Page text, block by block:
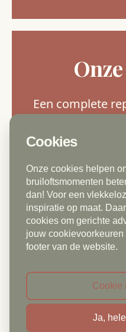
Een complete
Persoonlijk
bespreken
Fotosessie van
Thuis of op
Reiskosten
Minimaal 50
Luxe fotoboek
Online galerij
Cookies
Onze cookies helpen
bruiloftsmomenten
dan! Voor een
inspiratie op maat.
cookies om gerichte
jouw
footer van de website.
Cookie
Ja,